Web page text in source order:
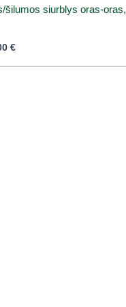
šilumos siurblys oras-oras,
€